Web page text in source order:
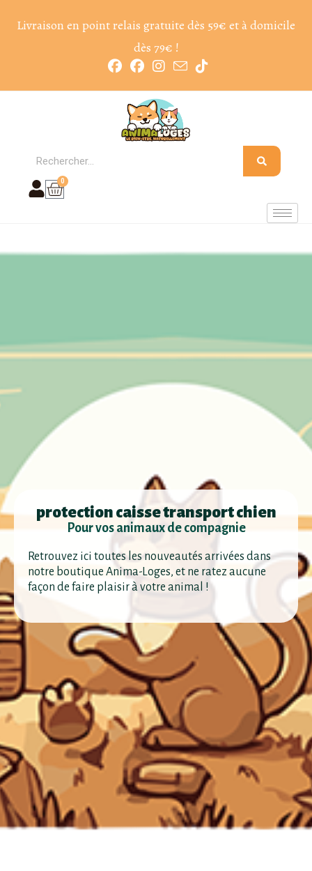
Livraison en point relais gratuite dès 59€ et à domicile
dès 79€ !
0
protection caisse transport chien
Pour vos animaux de compagnie
Retrouvez ici toutes les nouveautés arrivées dans
notre boutique Anima-Loges, et ne ratez aucune
façon de faire plaisir à votre animal !